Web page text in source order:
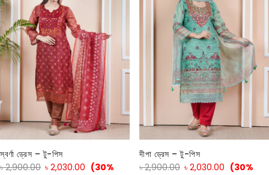
স্বর্ণা ড্রেস – টু-পিস
৳2,900.00 ৳ 2,030.00 (30%
দীপা ড্রেস – টু-পিস
৳2,900.00 ৳ 2,030.00 (30%